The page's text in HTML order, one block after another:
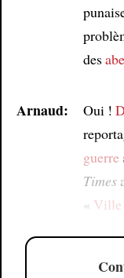
des
Arnaud: Oui !
guerre
Times
« Ville